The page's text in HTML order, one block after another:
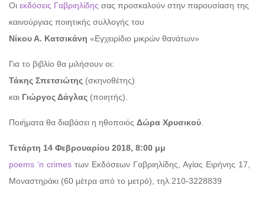
Οι εκδόσεις Γαβριηλίδης σας προσκαλούν στην παρουσίαση της
καινούργιας ποιητικής συλλογής του
Νίκου Α. Κατσικάνη «Εγχειρίδιο μικρών θανάτων»
Για το βιβλίο θα μιλήσουν οι:
Τάκης Σπετσιώτης (σκηνοθέτης)
και Γιώργος Δάγλας (ποιητής).
Ποιήματα θα διαβάσει η ηθοποιός Δώρα Χρυσικού.
Τετάρτη 14 Φεβρουαρίου 2018, 8:00 μμ
poems ‘n crimes των Εκδόσεων Γαβριηλίδης, Αγίας Ειρήνης 17,
Μοναστηράκι (60 μέτρα από το μετρό), τηλ.210-3228839